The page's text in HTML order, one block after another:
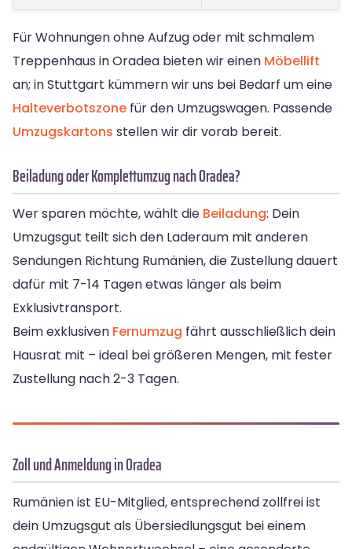
Für Wohnungen ohne Aufzug oder mit schmalem
Treppenhaus in Oradea bieten wir einen Möbellift
an; in Stuttgart kümmern wir uns bei Bedarf um eine
Halteverbotszone für den Umzugswagen. Passende
Umzugskartons stellen wir dir vorab bereit.
Beiladung oder Komplettumzug nach Oradea?
Wer sparen möchte, wählt die Beiladung: Dein
Umzugsgut teilt sich den Laderaum mit anderen
Sendungen Richtung Rumänien, die Zustellung dauert
dafür mit 7-14 Tagen etwas länger als beim
Exklusivtransport.
Beim exklusiven Fernumzug fährt ausschließlich dein
Hausrat mit – ideal bei größeren Mengen, mit fester
Zustellung nach 2-3 Tagen.
Zoll und Anmeldung in Oradea
Rumänien ist EU-Mitglied, entsprechend zollfrei ist
dein Umzugsgut als Übersiedlungsgut bei einem